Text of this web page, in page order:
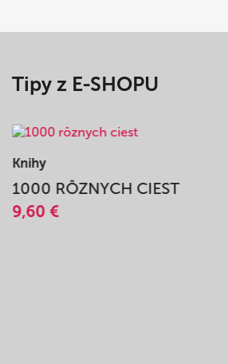
Tipy z E-SHOPU
Knihy
1000 RÔZNYCH CIEST
9,60 €